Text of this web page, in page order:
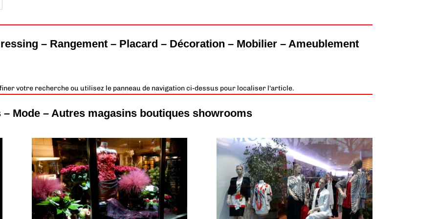
– Rangement – Placard – Décoration – Mobilier – Ameublement
votre recherche ou utilisez le panneau de navigation ci-dessus pour localiser l'article.
– Mode – Autres magasins boutiques showrooms